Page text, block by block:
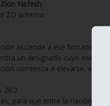
Nefesh:
ZD anterior
asciende a ese firmamento,
un designado cuyo
comienza a elevarse, este
26:2
para que entre la nación